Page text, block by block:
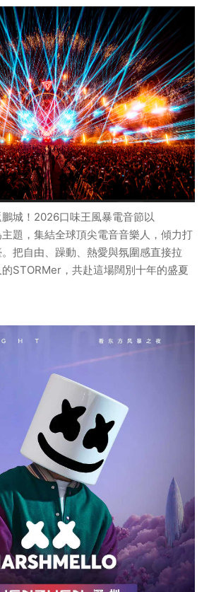
城！2026口味王風暴電音節以
主題，集結全球頂尖電音音樂人，傾力打
把自由、躁動、熱愛與氛圍感直接拉
STORMer，共赴這場闊別十年的盛夏